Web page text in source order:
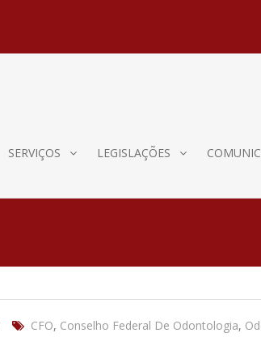
SERVIÇOS LEGISLAÇÕES
CFO, Conselho Federal De Odontologia,